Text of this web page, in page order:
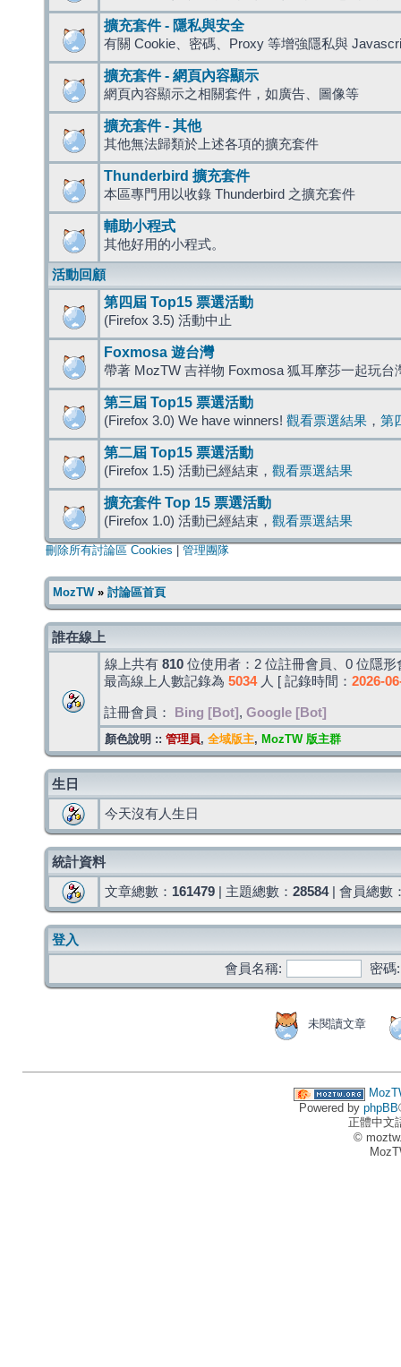
擴充套件 - 隱私與安全
有關 Cookie、密碼、Proxy 等增強隱私與
擴充套件 - 網頁內容顯示
網頁內容顯示之相關套件，如廣告、圖像等
擴充套件 - 其他
其他無法歸類於上述各項的擴充套件
Thunderbird 擴充套件
本區專門用以收錄 Thunderbird 之擴充套件
輔助小程式
其他好用的小程式。
活動回顧
第四屆 Top15 票選活動
(Firefox 3.5) 活動中止
Foxmosa 遊台灣
帶著 MozTW 吉祥物 Foxmosa 狐耳摩莎一起玩台
第三屆 Top15 票選活動
(Firefox 3.0) We have winners! 觀看票選結果 ， 第
第二屆 Top15 票選活動
(Firefox 1.5) 活動已經結束， 觀看票選結果
擴充套件 Top 15 票選活動
(Firefox 1.0) 活動已經結束， 觀看票選結果
刪除所有討論區 Cookies 管理團隊
MozTW» 討論區首頁
誰在線上
線上共有 810 位使用者：2 位註冊會員、0 位隱
最高線上人數記錄為 5034人 [ 記錄時間： 2026-
註冊會員： Bing [Bot] , Google [Bot]
顏色說明 :: 管理員, 全域版主, MozTW 版主群
生日
今天沒有人生日
統計資料
文章總數： 161479 | 主題總數： 28584| 會員總數
登入
會員名稱:
密碼:
未閱讀文章
Powered by phpBB
正體中文
©